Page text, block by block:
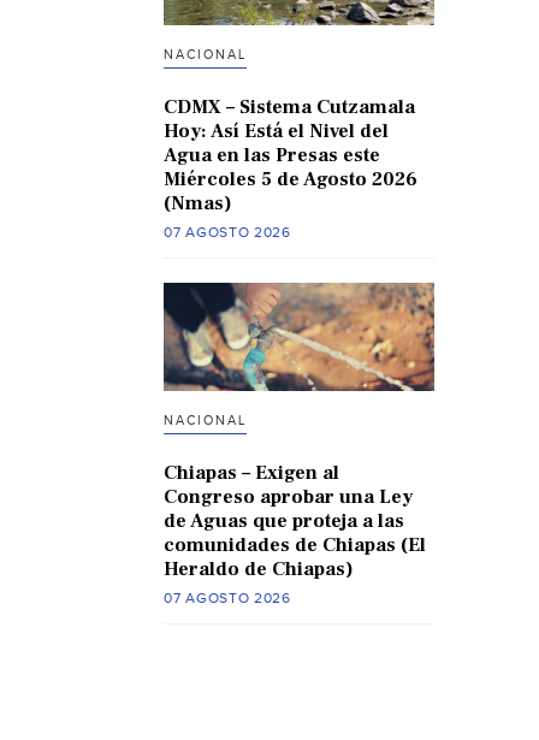
NACIONAL
CDMX – Sistema Cutzamala
Hoy: Así Está el Nivel del
Agua en las Presas este
Miércoles 5 de Agosto 2026
(Nmas)
07 AGOSTO 2026
NACIONAL
Chiapas – Exigen al
Congreso aprobar una Ley
de Aguas que proteja a las
comunidades de Chiapas (El
Heraldo de Chiapas)
07 AGOSTO 2026